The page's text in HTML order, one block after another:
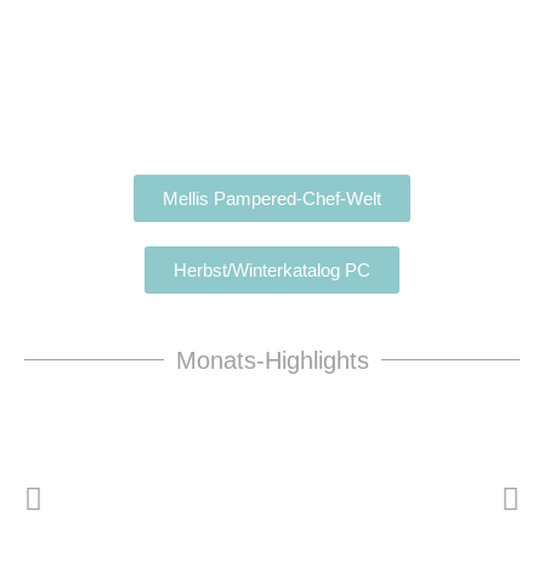
Mellis Pampered-Chef-Welt
Herbst/Winterkatalog PC
Monats-Highlights